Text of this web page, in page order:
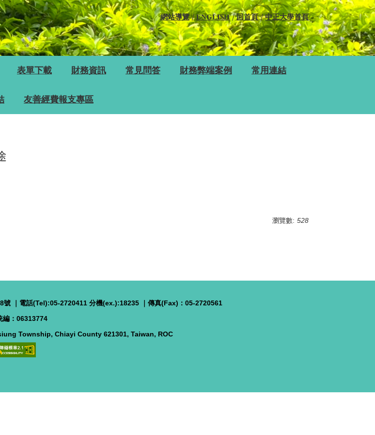
網站導覽 ENGLISH 回首頁 中正大學首頁
表單下載 財務資訊 常見問答 財務弊端案例 常用連結
友善經費報支專區
瀏覽數: 528
號 ｜電話(Tel):05-2720411 分機(ex.):18235 ｜傳真(Fax)：05-2720561
編：06313774
Township, Chiayi County 621301, Taiwan, ROC